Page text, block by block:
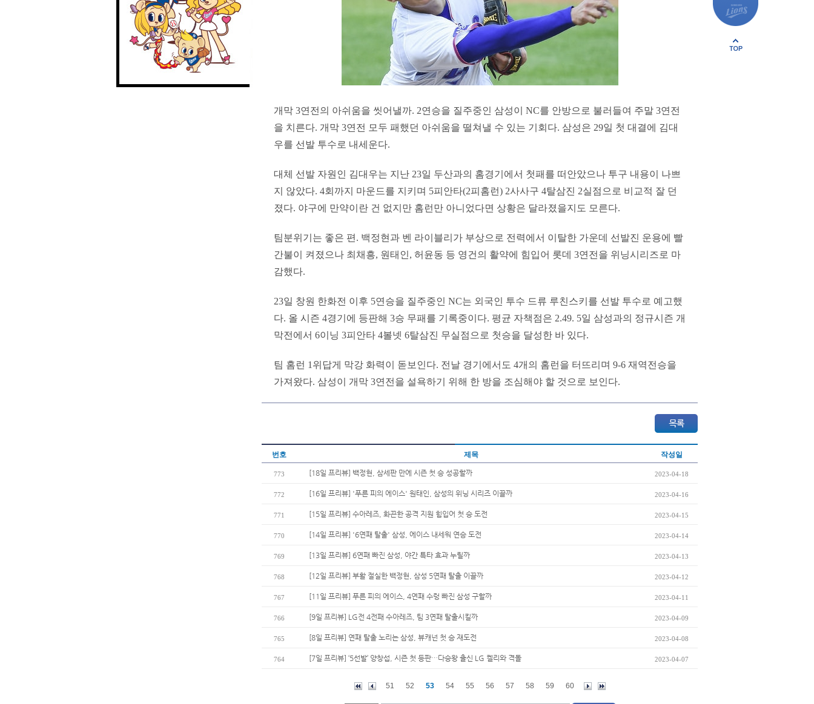
개막 3연전의 아쉬움을 씻어낼까. 2연승을 질주중인 삼성이 NC를 안방으로 불러들여 주말 3연전
을 치른다. 개막 3연전 모두 패했던 아쉬움을 떨쳐낼 수 있는 기회다. 삼성은 29일 첫 대결에 김대
우를 선발 투수로 내세운다.
대체 선발 자원인 김대우는 지난 23일 두산과의 홈경기에서 첫패를 떠안았으나 투구 내용이 나쁘
지 않았다. 4회까지 마운드를 지키며 5피안타(2피홈런) 2사사구 4탈삼진 2실점으로 비교적 잘 던
졌다. 야구에 만약이란 건 없지만 홈런만 아니었다면 상황은 달라졌을지도 모른다.
팀분위기는 좋은 편. 백정현과 벤 라이블리가 부상으로 전력에서 이탈한 가운데 선발진 운용에 빨
간불이 켜졌으나 최채흥, 원태인, 허윤동 등 영건의 활약에 힘입어 롯데 3연전을 위닝시리즈로 마
감했다.
23일 창원 한화전 이후 5연승을 질주중인 NC는 외국인 투수 드류 루친스키를 선발 투수로 예고했
다. 올 시즌 4경기에 등판해 3승 무패를 기록중이다. 평균 자책점은 2.49. 5일 삼성과의 정규시즌 개
막전에서 6이닝 3피안타 4볼넷 6탈삼진 무실점으로 첫승을 달성한 바 있다.
팀 홈런 1위답게 막강 화력이 돋보인다. 전날 경기에서도 4개의 홈런을 터뜨리며 9-6 재역전승을
가져왔다. 삼성이 개막 3연전을 설욕하기 위해 한 방을 조심해야 할 것으로 보인다.
번호 제목 작성일
773 [18일 프리뷰] 백정현, 삼세판 만에 시즌 첫 승 성공할까 2023-04-18
772 [16일 프리뷰] '푸른 피의 에이스' 원태인, 삼성의 위닝 시리즈 이끌까 2023-04-16
771 [15일 프리뷰] 수아레즈, 화끈한 공격 지원 힘입어 첫 승 도전 2023-04-15
770 [14일 프리뷰] '6연패 탈출' 삼성, 에이스 내세워 연승 도전 2023-04-14
769 [13일 프리뷰] 6연패 빠진 삼성, 야간 특타 효과 누릴까 2023-04-13
768 [12일 프리뷰] 부활 절실한 백정현, 삼성 5연패 탈출 이끌까 2023-04-12
767 [11일 프리뷰] 푸른 피의 에이스, 4연패 수렁 빠진 삼성 구할까 2023-04-11
766 [9일 프리뷰] LG전 4전패 수아레즈, 팀 3연패 탈출시킬까 2023-04-09
765 [8일 프리뷰] 연패 탈출 노리는 삼성, 뷰캐넌 첫 승 재도전 2023-04-08
764 [7일 프리뷰] ‘5선발’ 양창섭, 시즌 첫 등판…다승왕 출신 LG 켈리와 격돌 2023-04-07
51 52 53 54 55 56 57 58 59 60